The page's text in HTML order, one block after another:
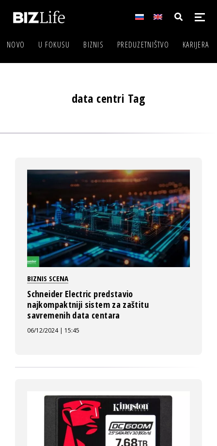
NOVO U FOKUSU BIZNIS PREDUZETNIŠTVO KARIJERA
data centri Tag
BIZNIS SCENA
Schneider Electric predstavio
najkompaktniji sistem za zaštitu
savremenih data centara
06/12/2024 | 15:45